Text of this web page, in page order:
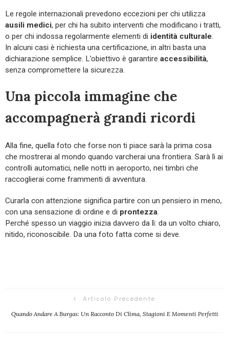
Le regole internazionali prevedono eccezioni per chi utilizza
ausili medici, per chi ha subito interventi che modificano i tratti,
o per chi indossa regolarmente elementi di identità culturale.
In alcuni casi è richiesta una certificazione, in altri basta una
dichiarazione semplice. L’obiettivo è garantire accessibilità,
senza compromettere la sicurezza.
Una piccola immagine che
accompagnerà grandi ricordi
Alla fine, quella foto che forse non ti piace sarà la prima cosa
che mostrerai al mondo quando varcherai una frontiera. Sarà lì ai
controlli automatici, nelle notti in aeroporto, nei timbri che
raccoglierai come frammenti di avventura.
Curarla con attenzione significa partire con un pensiero in meno,
con una sensazione di ordine e di prontezza.
Perché spesso un viaggio inizia davvero da lì: da un volto chiaro,
nitido, riconoscibile. Da una foto fatta come si deve.
Articolo Precedente
Quando Andare A Burgas: Un Racconto Di Clima, Stagioni E Momenti Perfetti